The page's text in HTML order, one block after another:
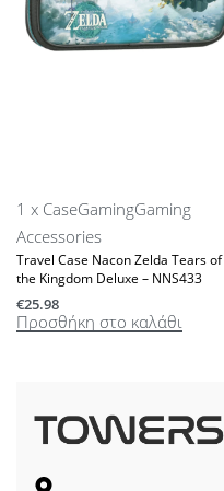
1 x CaseGamingGaming
Accessories
Travel Case Nacon Zelda Tears of
the Kingdom Deluxe – NNS433
€25.98
Προσθήκη στο καλάθι